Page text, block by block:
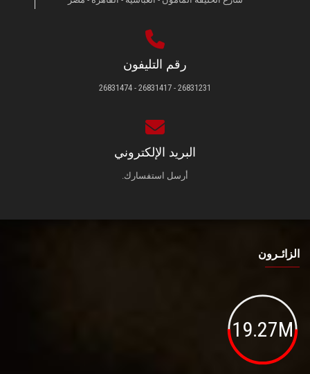
رقم التليفون
26831231 - 26831417 - 26831474
البريد الإلكتروني
أرسل استفسارك.
الزائـرون
19.27M